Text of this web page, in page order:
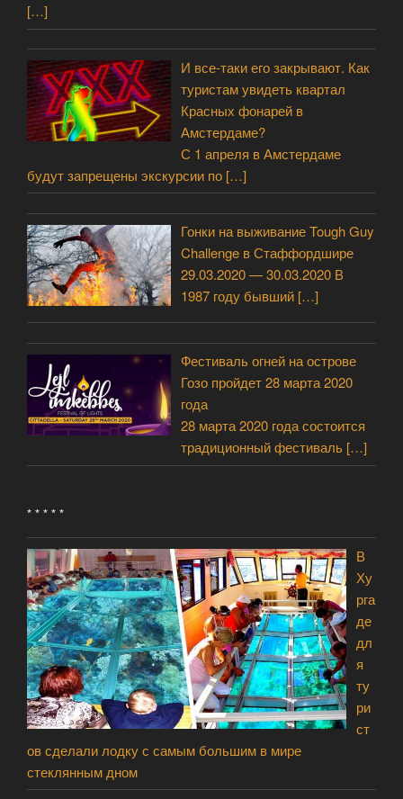
[…]
И все-таки его закрывают. Как
туристам увидеть квартал
Красных фонарей в
Амстердаме?
С 1 апреля в Амстердаме
будут запрещены экскурсии по […]
Гонки на выживание Tough Guy
Challenge в Стаффордшире
29.03.2020 — 30.03.2020 В
1987 году бывший […]
Фестиваль огней на острове
Гозо пройдет 28 марта 2020
года
28 марта 2020 года состоится
традиционный фестиваль […]
* * * * *
В
Ху
рга
де
дл
я
ту
ри
ст
ов сделали лодку с самым большим в мире
стеклянным дном